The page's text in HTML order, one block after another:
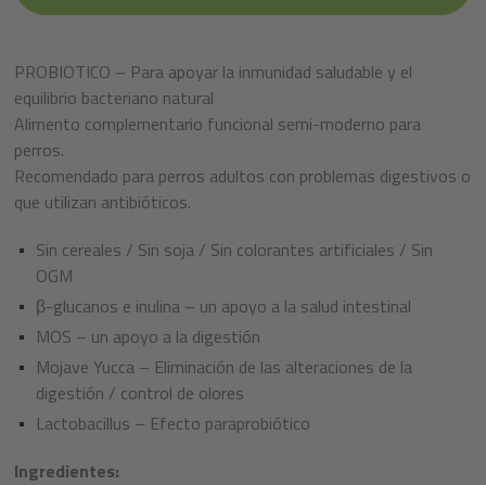
PROBIOTICO – Para apoyar la inmunidad saludable y el
equilibrio bacteriano natural
Alimento complementario funcional semi-moderno para
perros.
Recomendado para perros adultos con problemas digestivos o
que utilizan antibióticos.
Sin cereales / Sin soja / Sin colorantes artificiales / Sin
OGM
β-glucanos e inulina – un apoyo a la salud intestinal
MOS – un apoyo a la digestión
Mojave Yucca – Eliminación de las alteraciones de la
digestión / control de olores
Lactobacillus – Efecto paraprobiótico
Ingredientes: